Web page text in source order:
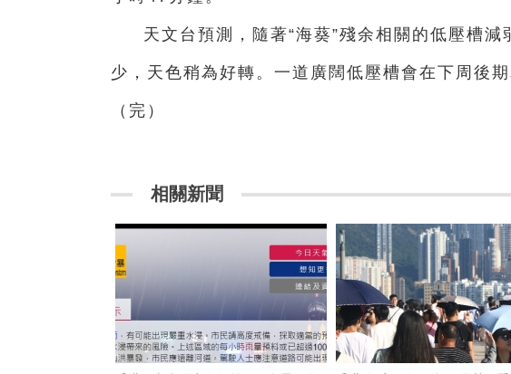
天文台預測，隨著“海葵”殘余相關的低壓槽
少，天色稍為好轉。一道廣闊低壓槽會在下周後
（完）
相關新聞